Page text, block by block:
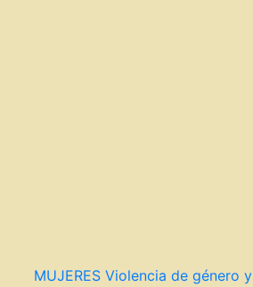
MUJERES Violencia de género y